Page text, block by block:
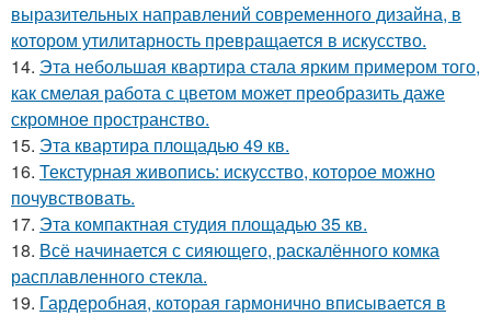
выразительных направлений современного дизайна, в
котором утилитарность превращается в искусство.
14. Эта небольшая квартира стала ярким примером того,
как смелая работа с цветом может преобразить даже
скромное пространство.
15. Эта квартира площадью 49 кв.
16. Текстурная живопись: искусство, которое можно
почувствовать.
17. Эта компактная студия площадью 35 кв.
18. Всё начинается с сияющего, раскалённого комка
расплавленного стекла.
19. Гардеробная, которая гармонично вписывается в